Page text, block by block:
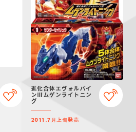
進化合体エヴォルバイ
ンⅢムゲンライトニン
グ
2011.7月上旬発売